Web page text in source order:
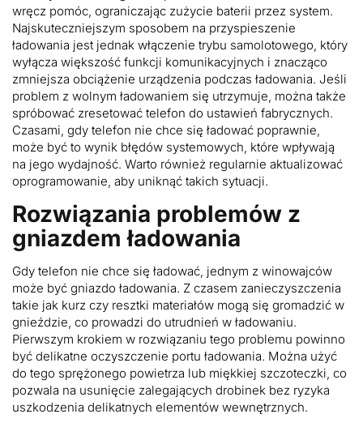
wręcz pomóc, ograniczając zużycie baterii przez system.
Najskuteczniejszym sposobem na przyspieszenie
ładowania jest jednak włączenie trybu samolotowego, który
wyłącza większość funkcji komunikacyjnych i znacząco
zmniejsza obciążenie urządzenia podczas ładowania. Jeśli
problem z wolnym ładowaniem się utrzymuje, można także
spróbować zresetować telefon do ustawień fabrycznych.
Czasami, gdy telefon nie chce się ładować poprawnie,
może być to wynik błędów systemowych, które wpływają
na jego wydajność. Warto również regularnie aktualizować
oprogramowanie, aby uniknąć takich sytuacji.
Rozwiązania problemów z
gniazdem ładowania
Gdy telefon nie chce się ładować, jednym z winowajców
może być gniazdo ładowania. Z czasem zanieczyszczenia
takie jak kurz czy resztki materiałów mogą się gromadzić w
gnieździe, co prowadzi do utrudnień w ładowaniu.
Pierwszym krokiem w rozwiązaniu tego problemu powinno
być delikatne oczyszczenie portu ładowania. Można użyć
do tego sprężonego powietrza lub miękkiej szczoteczki, co
pozwala na usunięcie zalegających drobinek bez ryzyka
uszkodzenia delikatnych elementów wewnętrznych.